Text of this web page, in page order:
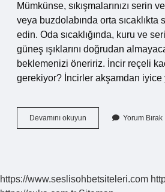
Mümkünse, sıkışmalarınızı serin
veya buzdolabında orta sıcaklıkta
edin. Oda sıcaklığında, kuru ve
güneş ışıklarını doğrudan
beklemenizi öneririz. İncir reçeli
gerekiyor? İncirler akşamdan iyice
Devamını okuyun
Kilo
Şeker
Yorum Bırak
https://www.seslisohbetsiteleri.com